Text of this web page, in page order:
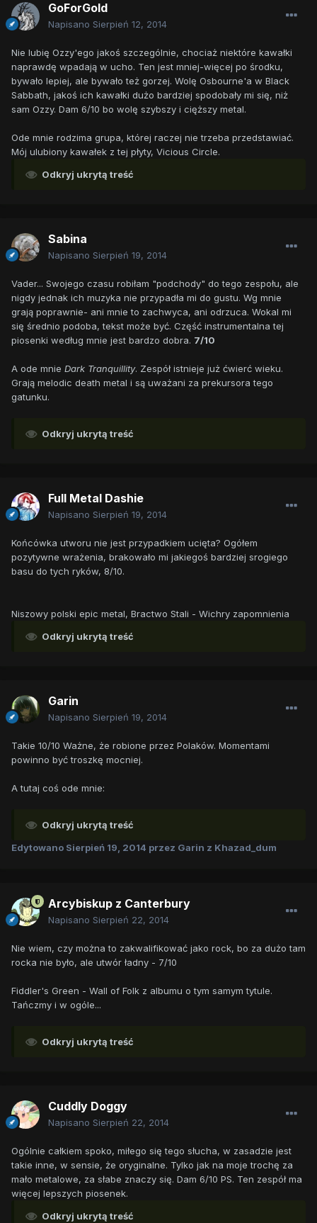
GoForGold
Napisano Sierpień 12, 2014
Nie lubię Ozzy'ego jakoś szczególnie, chociaż niektóre kawałki
naprawdę wpadają w ucho. Ten jest mniej-więcej po środku,
bywało lepiej, ale bywało też gorzej. Wolę Osbourne'a w Black
Sabbath, jakoś ich kawałki dużo bardziej spodobały mi się, niż
sam Ozzy. Dam 6/10 bo wolę szybszy i cięższy metal.
Ode mnie rodzima grupa, której raczej nie trzeba przedstawiać.
Mój ulubiony kawałek z tej płyty, Vicious Circle.
Odkryj ukrytą treść
Sabina
Napisano Sierpień 19, 2014
Vader... Swojego czasu robiłam "podchody" do tego zespołu, ale
nigdy jednak ich muzyka nie przypadła mi do gustu. Wg mnie
grają poprawnie- ani mnie to zachwyca, ani odrzuca. Wokal mi
się średnio podoba, tekst może być. Część instrumentalna tej
piosenki według mnie jest bardzo dobra. 7/10
A ode mnie Dark Tranquillity. Zespół istnieje już ćwierć wieku.
Grają melodic death metal i są uważani za prekursora tego
gatunku.
Odkryj ukrytą treść
Full Metal Dashie
Napisano Sierpień 19, 2014
Końcówka utworu nie jest przypadkiem ucięta? Ogółem
pozytywne wrażenia, brakowało mi jakiegoś bardziej srogiego
basu do tych ryków, 8/10.
Niszowy polski epic metal, Bractwo Stali - Wichry zapomnienia
Odkryj ukrytą treść
Garin
Napisano Sierpień 19, 2014
Takie 10/10 Ważne, że robione przez Polaków. Momentami
powinno być troszkę mocniej.
A tutaj coś ode mnie:
Odkryj ukrytą treść
Edytowano Sierpień 19, 2014 przez Garin z Khazad_dum
Arcybiskup z Canterbury
Napisano Sierpień 22, 2014
Nie wiem, czy można to zakwalifikować jako rock, bo za dużo tam
rocka nie było, ale utwór ładny - 7/10
Fiddler's Green - Wall of Folk z albumu o tym samym tytule.
Tańczmy i w ogóle...
Odkryj ukrytą treść
Cuddly Doggy
Napisano Sierpień 22, 2014
Ogólnie całkiem spoko, miłego się tego słucha, w zasadzie jest
takie inne, w sensie, że oryginalne. Tylko jak na moje trochę za
mało metalowe, za słabe znaczy się. Dam 6/10 PS. Ten zespół ma
więcej lepszych piosenek.
Odkryj ukrytą treść